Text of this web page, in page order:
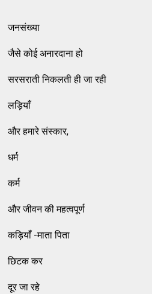
जनसंख्या
जैसे कोई अनारदाना हो
सरसराती निकलती ही जा रही
लड़ियाँ
और हमारे संस्कार,
धर्म
कर्म
और जीवन की महत्वपूर्ण
कड़ियाँ -माता पिता
छिटक कर
दूर जा रहे